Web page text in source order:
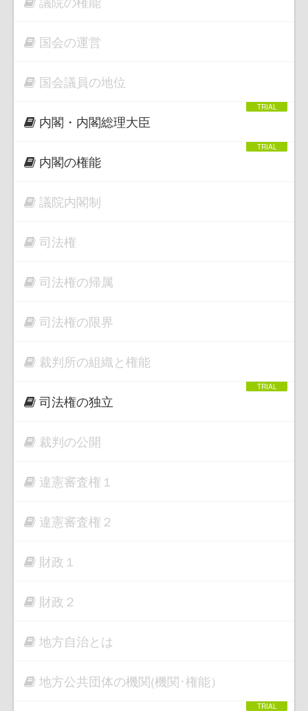
国会の運営
国会議員の地位
内閣・内閣総理大臣
内閣の権能
議院内閣制
司法権
司法権の帰属
司法権の限界
裁判所の組織と権能
司法権の独立
裁判の公開
違憲審査権１
違憲審査権２
財政１
財政２
地方自治とは
地方公共団体の機関(機関･権能）